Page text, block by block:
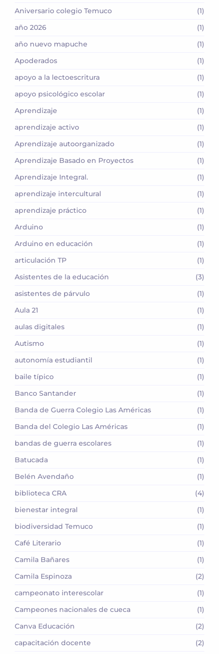
Aniversario colegio Temuco
(1)
año 2026
(1)
año nuevo mapuche
(1)
Apoderados
(1)
apoyo a la lectoescritura
(1)
apoyo psicológico escolar
(1)
Aprendizaje
(1)
aprendizaje activo
(1)
Aprendizaje autoorganizado
(1)
Aprendizaje Basado en Proyectos
(1)
Aprendizaje Integral.
(1)
aprendizaje intercultural
(1)
aprendizaje práctico
(1)
Arduino
(1)
Arduino en educación
(1)
articulación TP
(1)
Asistentes de la educación
(3)
asistentes de párvulo
(1)
Aula 21
(1)
aulas digitales
(1)
Autismo
(1)
autonomía estudiantil
(1)
baile típico
(1)
Banco Santander
(1)
Banda de Guerra Colegio Las Américas
(1)
Banda del Colegio Las Américas
(1)
bandas de guerra escolares
(1)
Batucada
(1)
Belén Avendaño
(1)
biblioteca CRA
(4)
bienestar integral
(1)
biodiversidad Temuco
(1)
Café Literario
(1)
Camila Bañares
(1)
Camila Espinoza
(2)
campeonato interescolar
(1)
Campeones nacionales de cueca
(1)
Canva Educación
(2)
capacitación docente
(2)